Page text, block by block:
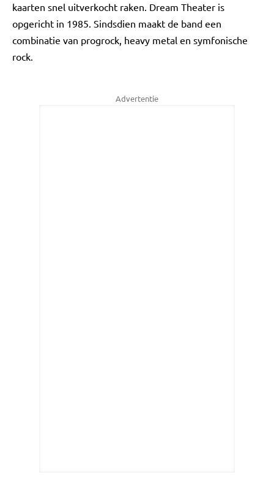
kaarten snel uitverkocht raken. Dream Theater is
opgericht in 1985. Sindsdien maakt de band een
combinatie van progrock, heavy metal en symfonische
rock.
Advertentie